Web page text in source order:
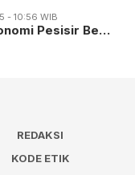
- 10:56 WIB
Pesisir Be…
REDAKSI
KODE ETIK